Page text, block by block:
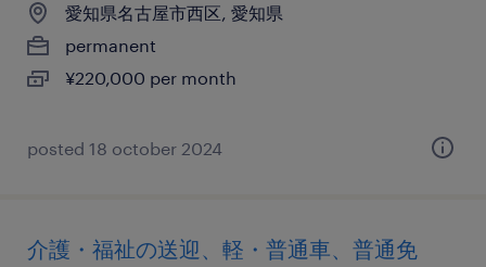
愛知県名古屋市西区, 愛知県
permanent
¥220,000 per month
posted 18 october 2024
介護・福祉の送迎、軽・普通車、普通免